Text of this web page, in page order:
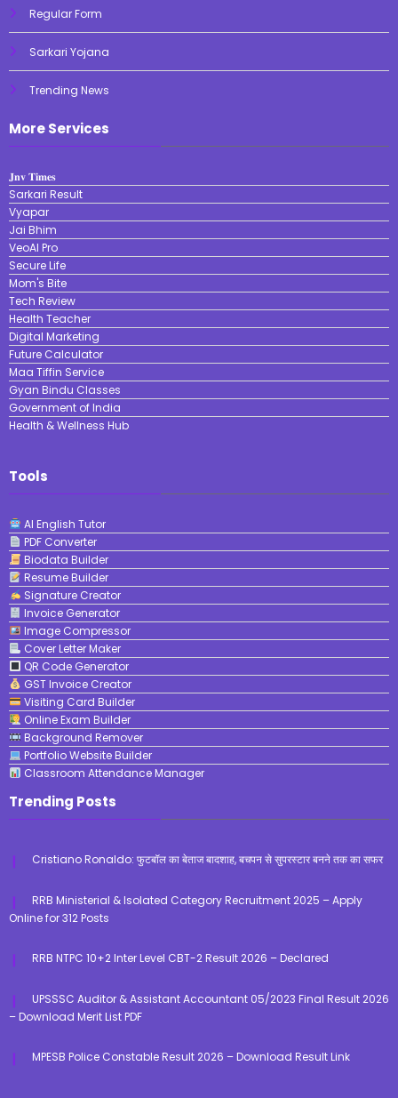
Regular Form
Sarkari Yojana
Trending News
More Services
𝐉𝐧𝐯 𝐓𝐢𝐦𝐞𝐬
Sarkari Result
Vyapar
Jai Bhim
VeoAI Pro
Secure Life
Mom's Bite
Tech Review
Health Teacher
Digital Marketing
Future Calculator
Maa Tiffin Service
Gyan Bindu Classes
Government of India
Health & Wellness Hub
Tools
AI English Tutor
PDF Converter
Biodata Builder
Resume Builder
Signature Creator
Invoice Generator
Image Compressor
Cover Letter Maker
QR Code Generator
GST Invoice Creator
Visiting Card Builder
Online Exam Builder
Background Remover
Portfolio Website Builder
Classroom Attendance Manager
Trending Posts
Cristiano Ronaldo: फुटबॉल का बेताज बादशाह, बचपन से सुपरस्टार बनने तक का सफर
RRB Ministerial & Isolated Category Recruitment 2025 – Apply
Online for 312 Posts
RRB NTPC 10+2 Inter Level CBT-2 Result 2026 – Declared
UPSSSC Auditor & Assistant Accountant 05/2023 Final Result 2026
– Download Merit List PDF
MPESB Police Constable Result 2026 – Download Result Link